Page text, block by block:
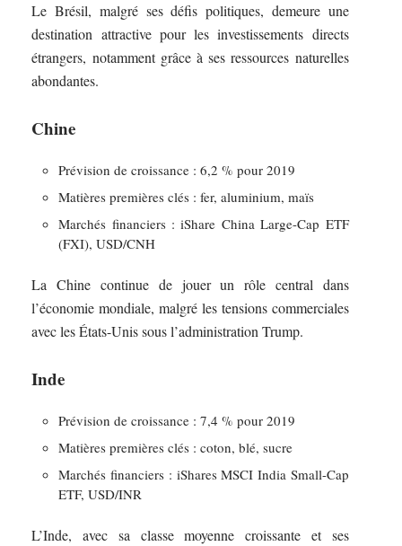
Le Brésil, malgré ses défis politiques, demeure une
destination attractive pour les investissements directs
étrangers, notamment grâce à ses ressources naturelles
abondantes.
Chine
Prévision de croissance : 6,2 % pour 2019
Matières premières clés : fer, aluminium, maïs
Marchés financiers : iShare China Large-Cap ETF
(FXI), USD/CNH
La Chine continue de jouer un rôle central dans
l’économie mondiale, malgré les tensions commerciales
avec les États-Unis sous l’administration Trump.
Inde
Prévision de croissance : 7,4 % pour 2019
Matières premières clés : coton, blé, sucre
Marchés financiers : iShares MSCI India Small-Cap
ETF, USD/INR
L’Inde, avec sa classe moyenne croissante et ses